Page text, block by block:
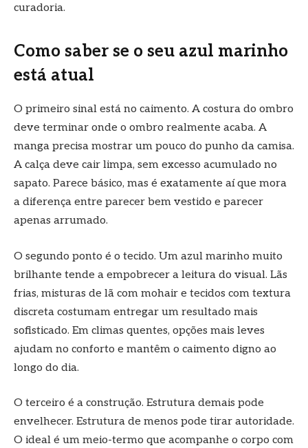
curadoria.
Como saber se o seu azul marinho
está atual
O primeiro sinal está no caimento. A costura do ombro
deve terminar onde o ombro realmente acaba. A
manga precisa mostrar um pouco do punho da camisa.
A calça deve cair limpa, sem excesso acumulado no
sapato. Parece básico, mas é exatamente aí que mora
a diferença entre parecer bem vestido e parecer
apenas arrumado.
O segundo ponto é o tecido. Um azul marinho muito
brilhante tende a empobrecer a leitura do visual. Lãs
frias, misturas de lã com mohair e tecidos com textura
discreta costumam entregar um resultado mais
sofisticado. Em climas quentes, opções mais leves
ajudam no conforto e mantêm o caimento digno ao
longo do dia.
O terceiro é a construção. Estrutura demais pode
envelhecer. Estrutura de menos pode tirar autoridade.
O ideal é um meio-termo que acompanhe o corpo com